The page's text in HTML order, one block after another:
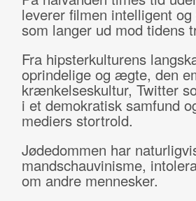
leverer filmen intelligent
som langer ud mod tidens
Fra hipsterkulturens
oprindelige og ægte, den
krænkelseskultur, Twitter
i et demokratisk samfund
mediers stortrold.
Jødedommen har
mandschauvinisme,
om andre mennesker.